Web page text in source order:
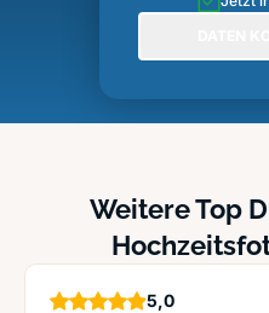
Weitere Top
5,0Sterne